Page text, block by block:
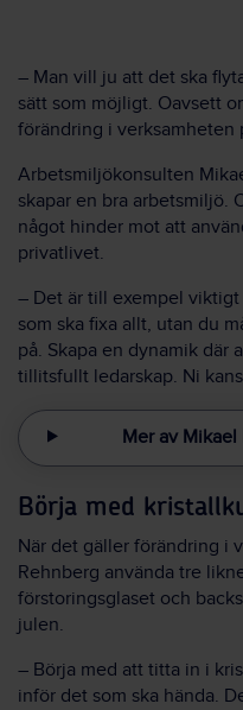
– Man vill ju att det ska
sätt som möjligt. Oavsett
förändring i verksamheten
Arbetsmiljökonsulten
skapar en bra arbetsmiljö.
något hinder mot att
privatlivet.
– Det är till exempel
som ska fixa allt, utan du
på. Skapa en dynamik där
tillitsfullt ledarskap. Ni
Mer av
Börja med
När det gäller förändring i
Rehnberg använda tre
förstoringsglaset och
julen.
– Börja med att titta in i
inför det som ska hända.